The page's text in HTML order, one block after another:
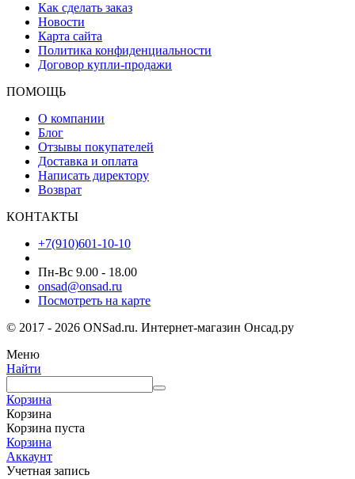
Как сделать заказ
Новости
Карта сайта
Политика конфиденциальности
Договор купли-продажи
ПОМОЩЬ
О компании
Блог
Отзывы покупателей
Доставка и оплата
Написать директору
Возврат
КОНТАКТЫ
+7(910)601-10-10
Пн-Вс 9.00 - 18.00
onsad@onsad.ru
Посмотреть на карте
© 2017 - 2026 ONSad.ru. Интернет-магазин Онсад.ру
Меню
Найти
Корзина
Корзина
Корзина пуста
Корзина
Аккаунт
Учетная запись